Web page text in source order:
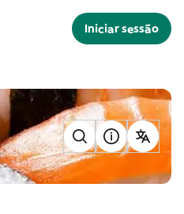
Iniciar sessão